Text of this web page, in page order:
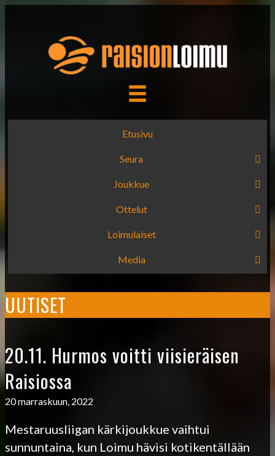
Etusivu
Seura
Joukkue
Ottelut
Loimulaiset
Media
UUTISET
20.11. Hurmos voitti viisieräisen
Raisiossa
20 marraskuun, 2022
Mestaruusliigan kärkijoukkue vaihtui
sunnuntaina, kun Loimu hävisi kotikentällään